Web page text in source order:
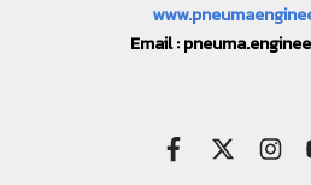
Email :